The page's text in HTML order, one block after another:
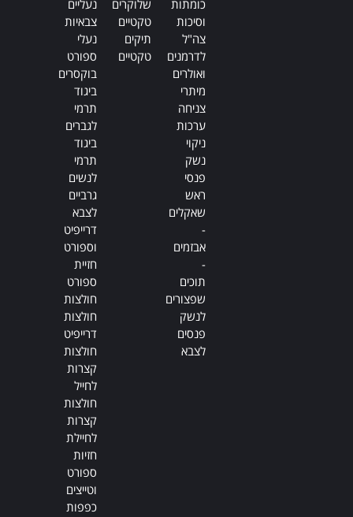
כומתות
וסיכות
צה"ל
לדרמנים
ואולרים
מיתרי
צניחה
ערכות
ניקוי
נשק
פנסי
ראש
שאקלים
-
אבזמים
-
תוכים
שפצורים
לנשק
פנסים
לצבא
שלוקרים
טקטיים
תיקים
טקטיים
נעליים
צבאיות
נעלי
ספורט
בוקסרים
ביגוד
תרמי
לגברים
ביגוד
תרמי
לנשים
גרביים
לצבא
דרייפיט
וספורט
חזיית
ספורט
חולצות
חולצות
דרייפיט
חולצות
קצרות
לחייל
חולצות
קצרות
לחיילת
חזיות
ספורט
וטייצים
כפפות